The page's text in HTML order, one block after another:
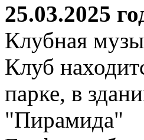
25.03.2025
Клубная
Клуб
парке, в
"Пирамида"